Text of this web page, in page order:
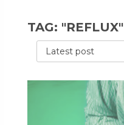
TAG: "REFLUX"